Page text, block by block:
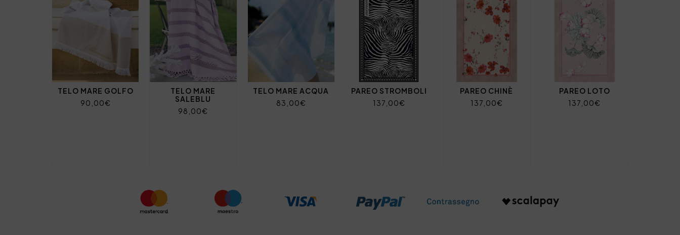
TELO MARE GOLFO
90,00€
TELO MARE
SALEBLU
98,00€
TELO MARE ACQUA
83,00€
PAREO STROMBOLI
137,00€
PAREO CHINÈ
137,00€
PAREO LOTO
137,00€